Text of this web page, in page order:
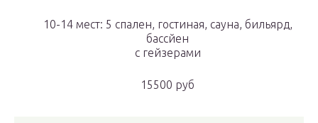
10-14 мест: 5 спален, гостиная, сауна, бильярд,
бассйен
с гейзерами
15500 руб